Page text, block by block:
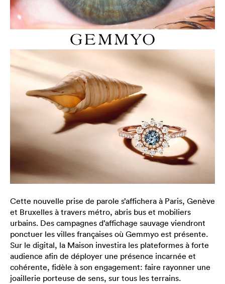
Cette nouvelle prise de parole s’affichera à Paris, Genève
et Bruxelles à travers métro, abris bus et mobiliers
urbains. Des campagnes d’affichage sauvage viendront
ponctuer les villes françaises où Gemmyo est présente.
Sur le digital, la Maison investira les plateformes à forte
audience afin de déployer une présence incarnée et
cohérente, fidèle à son engagement: faire rayonner une
joaillerie porteuse de sens, sur tous les terrains.